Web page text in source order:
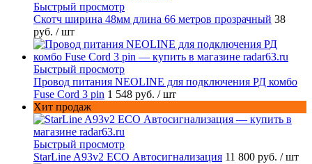
Быстрый просмотр
Скотч ширина 48мм длина 66 метров прозрачный 38
руб. / шт
Быстрый просмотр
Провод питания NEOLINE для подключения РД комбо
Fuse Cord 3 pin 1 548 руб. / шт
Хит продаж
Быстрый просмотр
StarLine A93v2 ECO Автосигнализация 11 800 руб. / шт